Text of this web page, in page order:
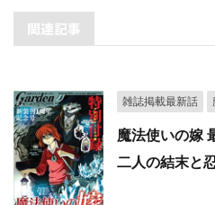
関連記事
雑誌掲載最新話
魔法使いの嫁
二人の結末と